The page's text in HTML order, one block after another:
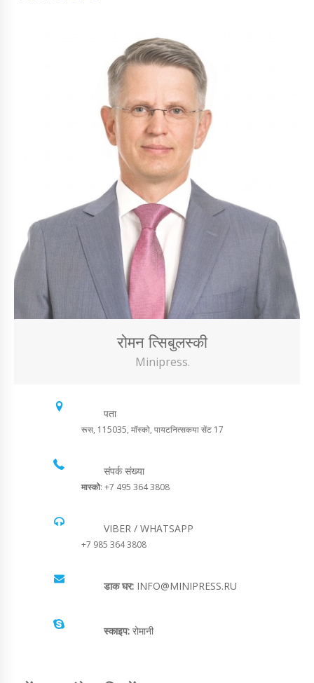
रोमन त्सिबुलस्की
Minipress.
पता
रूस, 115035, मॉस्को, पायटनित्सकया सेंट 17
संपर्क संख्या
मास्को: +7 495 364 3808
VIBER / WHATSAPP
+7 985 364 3808
डाक घर: INFO@MINIPRESS.RU
स्काइप: रोमानी